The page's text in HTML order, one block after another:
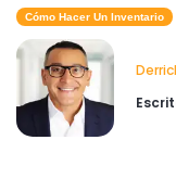
Cómo Hacer Un Inventario